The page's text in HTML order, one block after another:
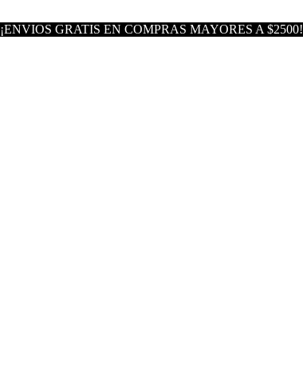
¡ENVIOS GRATIS EN COMPRAS MAYORES A $2500!